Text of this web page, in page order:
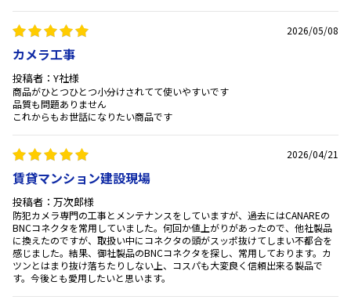
2026/05/08
カメラ工事
投稿者：Y社様
商品がひとつひとつ小分けされてて使いやすいです
品質も問題ありません
これからもお世話になりたい商品です
2026/04/21
賃貸マンション建設現場
投稿者：万次郎様
防犯カメラ専門の工事とメンテナンスをしていますが、過去にはCANAREの
BNCコネクタを常用していました。何回か値上がりがあったので、他社製品
に換えたのですが、取扱い中にコネクタの頭がスッポ抜けてしまい不都合を
感じました。結果、御社製品のBNCコネクタを探し、常用しております。カ
ツンとはまり抜け落ちたりしない上、コスパも大変良く信頼出来る製品で
す。今後とも愛用したいと思います。